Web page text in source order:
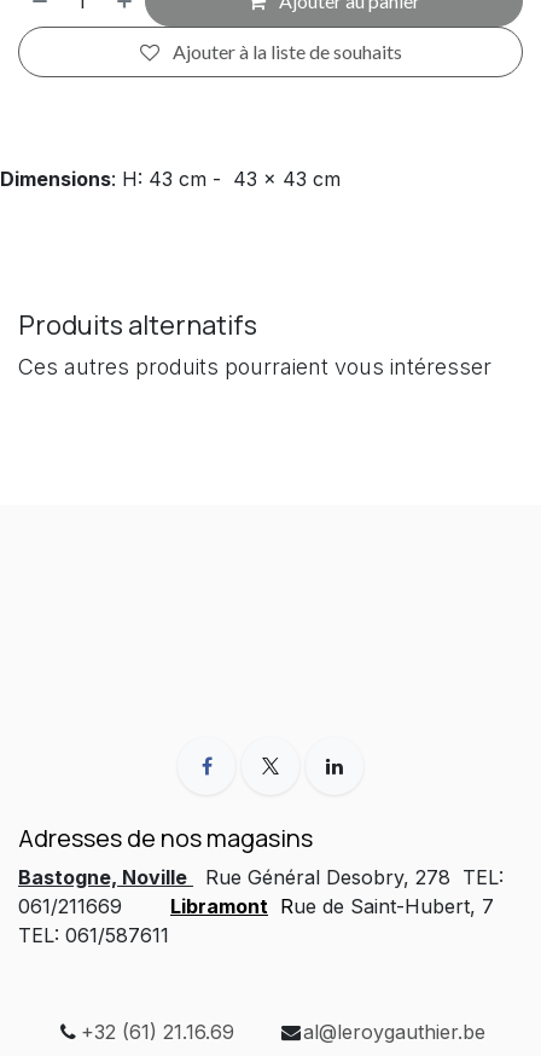
Ajouter à la liste de souhaits
Dimensions: H: 43 cm - 43 x 43 cm
Produits alternatifs
Ces autres produits pourraient vous intéresser
Adresses de nos magasins
Bastogne, Noville
Rue Général Desobry, 278 TEL:
061/211669
Libramont Rue de Saint-Hubert, 7
TEL: 061/587611
+32 (61) 21.16.69 al@leroygauthier.be